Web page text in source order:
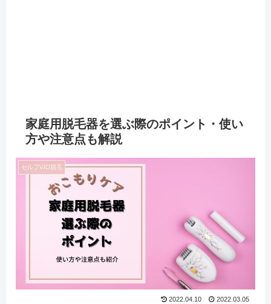
家庭用脱毛器を選ぶ際のポイント・使い
方や注意点も解説
セルフVIO脱毛
2022.04.10 2022.03.05